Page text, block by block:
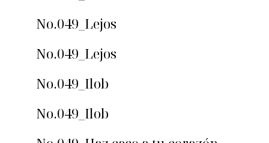
No.049_Lejos
No.049_Lejos
No.049_Ilob
No.049_Ilob